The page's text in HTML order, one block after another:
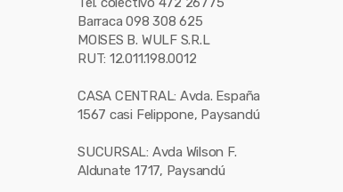
Barraca 098 308 625
MOISES B. WULF S.R.L
RUT: 12.011.198.0012
CASA CENTRAL: Avda. España
1567 casi Felippone, Paysandú
SUCURSAL: Avda Wilson F.
Aldunate 1717, Paysandú